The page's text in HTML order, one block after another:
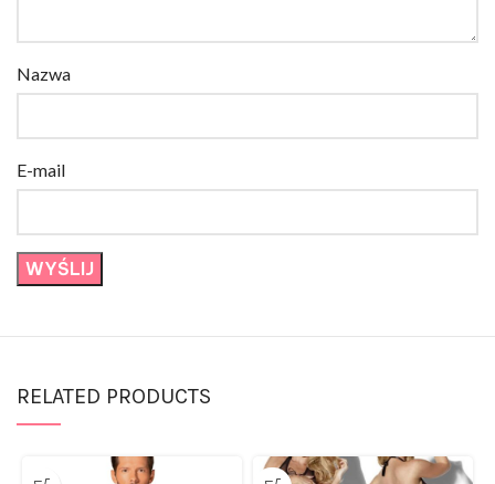
Nazwa
E-mail
RELATED PRODUCTS